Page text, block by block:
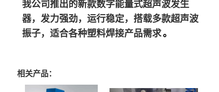
我公司推出的新款数字能量式超声波发生
器，发力强劲，运行稳定，搭载多款超声波
振子，适合各种塑料焊接产品需求。
相关产品：